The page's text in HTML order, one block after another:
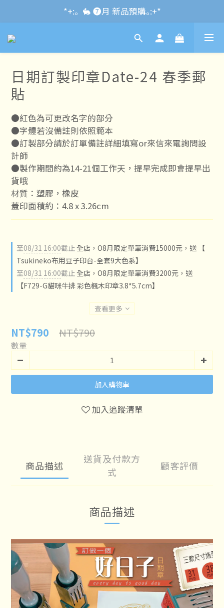
*+:｡\new / !🌌 官網消費滿千折百~RUN~:+*
*+:｡  🐇 ❼月 新品預購｡:+*
*+:｡     ❼月活動公告｡:+*
*+:｡\new / !🌌 官網消費滿千折百~RUN~:+*
日期訂製印章Date-24 春季郵
貼
●紅色為可更改名字的部分
●字體若沒備註則依照範本
●訂製部分請於訂單備註詳細填寫or來信來電詢問設
計師
●製作期間約為14-21個工作天，提早完成即會提早出
貨哦
材質：塑膠，橡皮
蓋印面積約：4.8 x 3.26cm
至08/31 16:00截止全店，O8月限定單筆消費15000元，送 【
Tsukineko布用豆子印台-全套9大色系】
至08/31 16:00截止全店，O8月限定單筆消費3200元，送
【F729-G貓咪牛排 彩色楓木印章3.8*5.7cm】
查看更多
NT$790 NT$790
數量
加入購物車
加入追蹤清單
商品描述
送貨及付款方
式
顧客評價
商品描述